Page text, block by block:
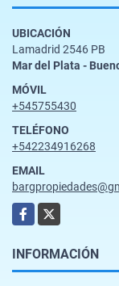
UBICACIÓN
Lamadrid 2546 PB
Mar del Plata -
MÓVIL
+545755430
TELÉFONO
+542234916268
EMAIL
Facebook
X
INFORMACIÓN